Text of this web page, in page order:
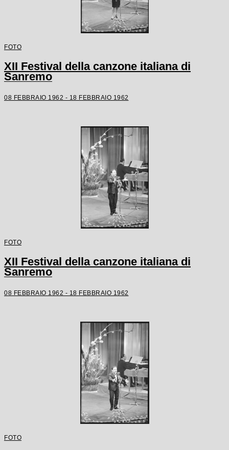
FOTO
XII Festival della canzone italiana di
Sanremo
08 FEBBRAIO 1962 - 18 FEBBRAIO 1962
FOTO
XII Festival della canzone italiana di
Sanremo
08 FEBBRAIO 1962 - 18 FEBBRAIO 1962
FOTO